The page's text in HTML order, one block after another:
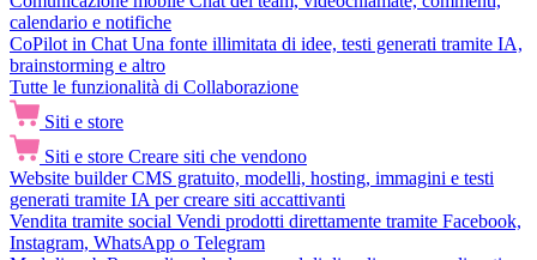
calendario e notifiche
CoPilot in Chat Una fonte illimitata di idee, testi generati tramite IA,
brainstorming e altro
Tutte le funzionalità di Collaborazione
Siti e store
Siti e store Creare siti che vendono
Website builder CMS gratuito, modelli, hosting, immagini e testi
generati tramite IA per creare siti accattivanti
Vendita tramite social Vendi prodotti direttamente tramite Facebook,
Instagram, WhatsApp o Telegram